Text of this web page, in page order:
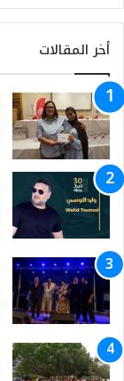
أخر المقالات